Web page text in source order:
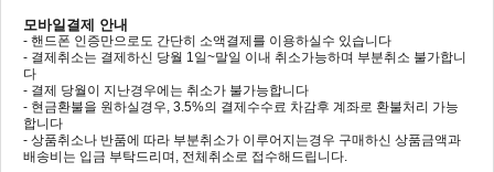
모바일결제 안내
- 핸드폰 인증만으로도 간단히 소액결제를 이용하실수 있습니다
- 결제취소는 결제하신 당월 1일~말일 이내 취소가능하며 부분취소 불가합니
다
- 결제 당월이 지난경우에는 취소가 불가능합니다
- 현금환불을 원하실경우, 3.5%의 결제수수료 차감후 계좌로 환불처리 가능
합니다
- 상품취소나 반품에 따라 부분취소가 이루어지는경우 구매하신 상품금액과
배송비는 입금 부탁드리며, 전체취소로 접수해드립니다.